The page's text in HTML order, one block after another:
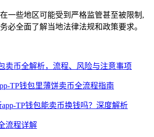
一些地区可能受到严格监管甚至被限制,
必全面了解当地法律法规和政策要求。
卖币全解析，流程、风险与注意事项
TP钱包里薄饼卖币全流程指南
TP钱包能卖币换钱吗？深度解析
流程详解